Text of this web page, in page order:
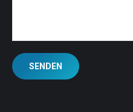
SENDEN